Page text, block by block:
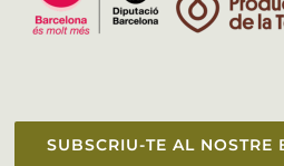
SUBSCRIU-TE AL NOSTRE